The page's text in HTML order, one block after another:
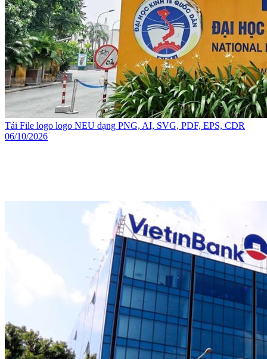
Tải File logo logo NEU dạng PNG, AI, SVG, PDF, EPS, CDR
06/10/2026